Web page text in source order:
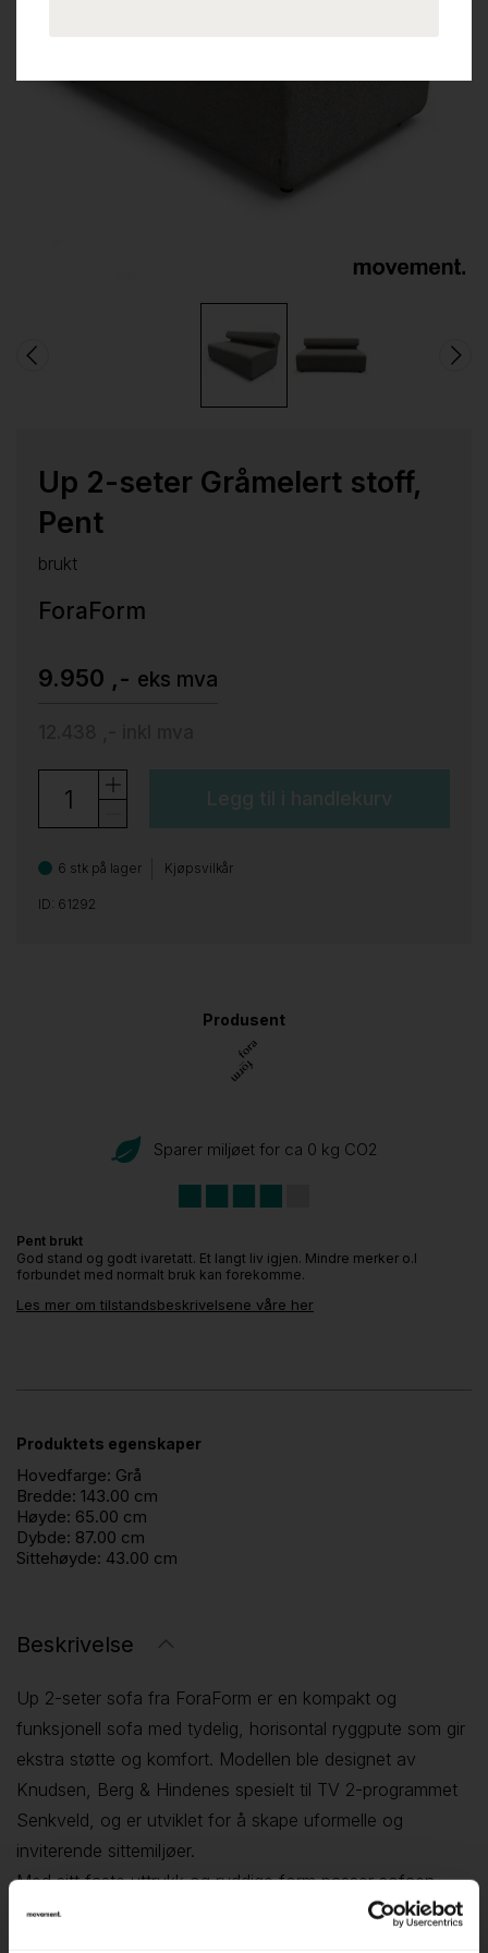
Up 2-seter Gråmelert stoff,
Pent
brukt
ForaForm
9.950 ,- eks mva
Legg til i handlekurv
6 stk på lager Kjøpsvilkår
ID: 61292
Produsent
Sparer miljøet for ca 0 kg CO2
Pent brukt
God stand og godt ivaretatt. Et langt liv igjen. Mindre merker o.l
forbundet med normalt bruk kan forekomme.
Les mer om tilstandsbeskrivelsene våre her
Produktets egenskaper
Hovedfarge: Grå
Bredde: 143.00 cm
Høyde: 65.00 cm
Dybde: 87.00 cm
Sittehøyde: 43.00 cm
Beskrivelse
Up 2-seter sofa fra ForaForm er en kompakt og
funksjonell sofa med tydelig, horisontal ryggpute som gir
ekstra støtte og komfort. Modellen ble designet av
Knudsen, Berg & Hindenes spesielt til TV 2-programmet
Senkveld, og er utviklet for å skape uformelle og
inviterende sittemiljøer.
Med sitt faste uttrykk og ryddige form passer sofaen
godt i sosiale soner, prosjektområder og fellesarealer.